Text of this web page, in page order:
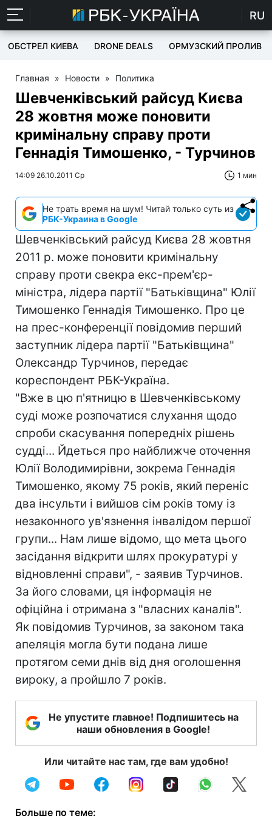
RU
ОБСТРЕЛ КИЕВА DRONE DEALS ОРМУЗСКИЙ ПРОЛИВ
Главная » Новости » Политика
Шевченківський райсуд Києва
28 жовтня може поновити
кримінальну справу проти
Геннадія Тимошенко, - Турчинов
14:09 26.10.2011 Ср 1 мин
Не трать время на шум! Читай только суть из
РБК-Украина в Google
Шевченківський райсуд Києва 28 жовтня
2011 р. може поновити кримінальну
справу проти свекра екс-прем'єр-
міністра, лідера партії "Батьківщина" Юлії
Тимошенко Геннадія Тимошенко. Про це
на прес-конференції повідомив перший
заступник лідера партії "Батьківщина"
Олександр Турчинов, передає
кореспондент РБК-Україна.
"Вже в цю п'ятницю в Шевченківському
суді може розпочатися слухання щодо
спроби скасування попередніх рішень
судді... Йдеться про найближче оточення
Юлії Володимирівни, зокрема Геннадія
Тимошенко, якому 75 років, який переніс
два інсульти і вийшов сім років тому із
незаконного ув'язнення інвалідом першої
групи... Нам лише відомо, що мета цього
засідання відкрити шлях прокуратурі у
відновленні справи", - заявив Турчинов.
За його словами, ця інформація не
офіційна і отримана з "власних каналів".
Як повідомив Турчинов, за законом така
апеляція могла бути подана лише
протягом семи днів від дня оголошення
вироку, а пройшло 7 років.
Не упустите главное! Подпишитесь на
наши обновления в Google!
Или читайте нас там, где вам удобно!
Больше по теме: